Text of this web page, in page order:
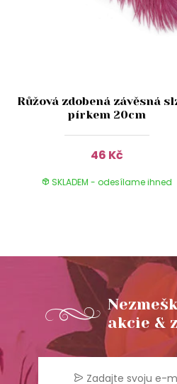
Růžová zdobená závěsná
pírkem 20cm
46 Kč
SKLADEM - odesílame ihned
akcie &